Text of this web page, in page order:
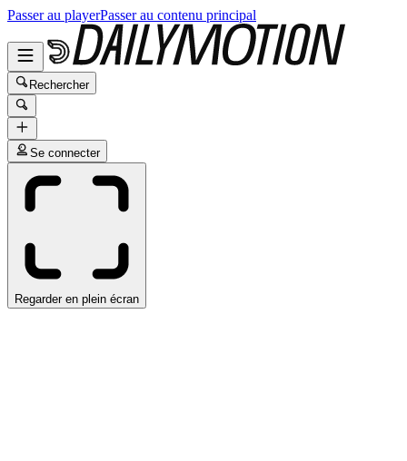
Passer au playerPasser au contenu principal
Rechercher
Se connecter
Regarder en plein écran